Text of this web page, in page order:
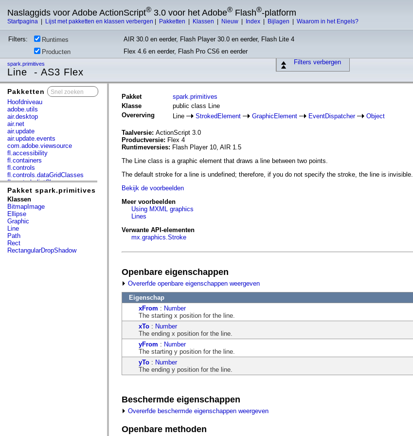
Naslaggids voor Adobe ActionScript® 3.0 voor het Adobe® Flash®-platform
Startpagina Lijst met pakketten en klassen verbergen Pakketten Klassen Nieuw Index Bijlagen Waarom in het Engels?
Filters: Runtimes
AIR 30.0 en eerder, Flash Player 30.0 en eerder, Flash Lite 4
Producten
Flex 4.6 en eerder, Flash Pro CS6 en eerder
Filters verbergen
spark.primitives
Line - AS3 Flex
Pakketten
Hoofdniveau
adobe.utils
air.desktop
air.net
air.update
air.update.events
com.adobe.viewsource
fl.accessibility
fl.containers
fl.controls
fl.controls.dataGridClasses
fl.controls.listClasses
fl.controls.progressBarClasses
fl.core
fl.data
fl.display
fl.events
fl.ik
fl.lang
fl.livepreview
fl.managers
fl.motion
Pakket spark.primitives
Klassen
BitmapImage
Ellipse
Graphic
Line
Path
Rect
RectangularDropShadow
Pakket
spark.primitives
Klasse
public class Line
Overerving
Line StrokedElement GraphicElement EventDispatcher Object
Taalversie: ActionScript 3.0
Productversie: Flex 4
Runtimeversies: Flash Player 10, AIR 1.5
The Line class is a graphic element that draws a line between two points.
The default stroke for a line is undefined; therefore, if you do not specify the stroke, the line is invisible.
Bekijk de voorbeelden
Meer voorbeelden
Using MXML graphics
Lines
Verwante API-elementen
mx.graphics.Stroke
Openbare eigenschappen
Overerfde openbare eigenschappen weergeven
Eigenschap
xFrom : Number
The starting x position for the line.
xTo : Number
The ending x position for the line.
yFrom : Number
The starting y position for the line.
yTo : Number
The ending y position for the line.
Beschermde eigenschappen
Overerfde beschermde eigenschappen weergeven
Openbare methoden